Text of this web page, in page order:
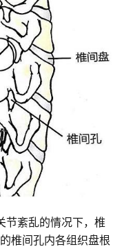
节紊乱的情况下，椎
椎间孔内各组织盘根